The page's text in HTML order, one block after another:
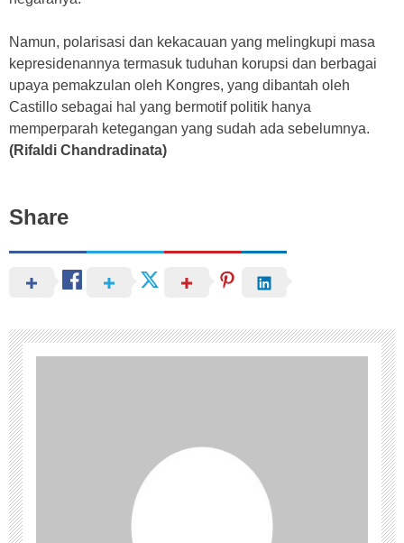
Namun, polarisasi dan kekacauan yang melingkupi masa
kepresidenannya termasuk tuduhan korupsi dan berbagai
upaya pemakzulan oleh Kongres, yang dibantah oleh
Castillo sebagai hal yang bermotif politik hanya
memperparah ketegangan yang sudah ada sebelumnya.
(Rifaldi Chandradinata)
Share